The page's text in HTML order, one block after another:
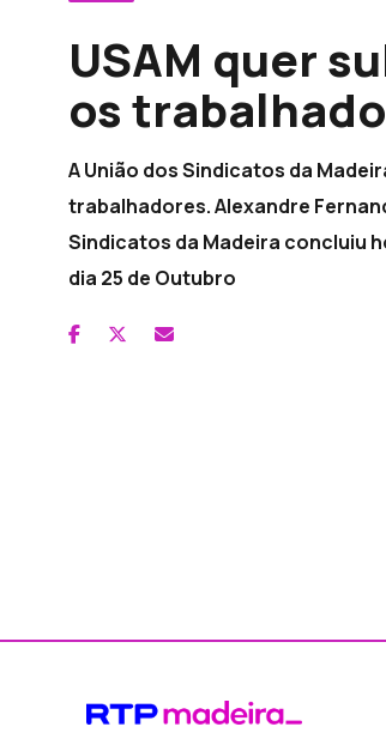
USAM quer
os
A União dos Sindicatos da
trabalhadores. Alexandre
Sindicatos da Madeira concluiu
dia 25 de Outubro